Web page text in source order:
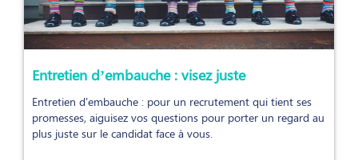
Entretien d’embauche : visez juste
Entretien d'embauche : pour un recrutement qui tient ses
promesses, aiguisez vos questions pour porter un regard au
plus juste sur le candidat face à vous.